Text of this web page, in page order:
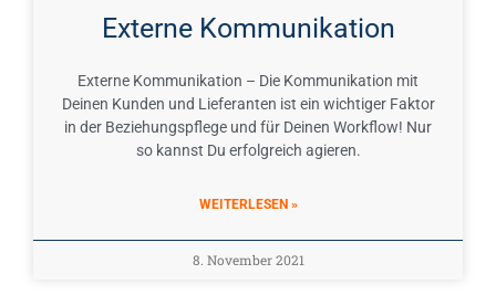
Externe Kommunikation
Externe Kommunikation – Die Kommunikation mit
Deinen Kunden und Lieferanten ist ein wichtiger Faktor
in der Beziehungspflege und für Deinen Workflow! Nur
so kannst Du erfolgreich agieren.
WEITERLESEN »
8. November 2021